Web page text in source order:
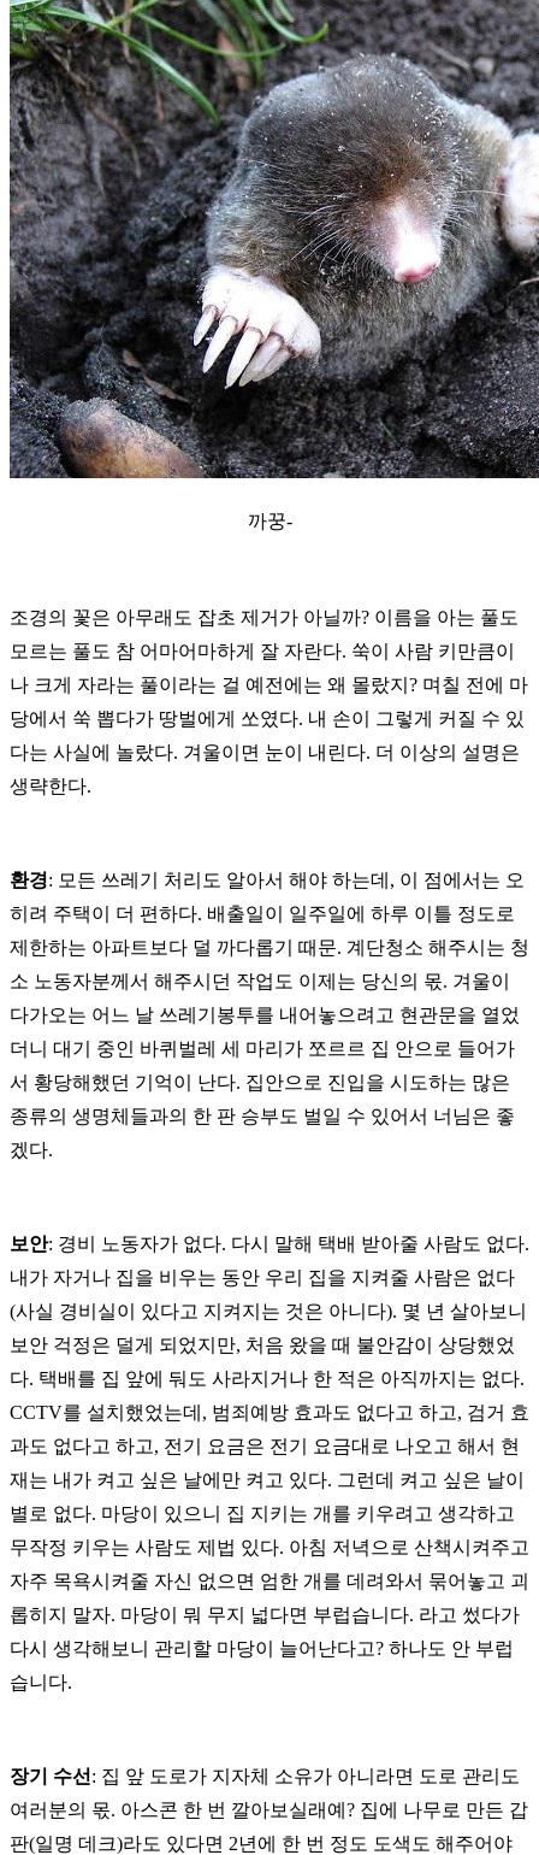
까꿍-
조경의 꽃은 아무래도 잡초 제거가 아닐까? 이름을 아는 풀도
모르는 풀도 참 어마어마하게 잘 자란다. 쑥이 사람 키만큼이
나 크게 자라는 풀이라는 걸 예전에는 왜 몰랐지? 며칠 전에 마
당에서 쑥 뽑다가 땅벌에게 쏘였다. 내 손이 그렇게 커질 수 있
다는 사실에 놀랐다. 겨울이면 눈이 내린다. 더 이상의 설명은
생략한다.
환경: 모든 쓰레기 처리도 알아서 해야 하는데, 이 점에서는 오
히려 주택이 더 편하다. 배출일이 일주일에 하루 이틀 정도로
제한하는 아파트보다 덜 까다롭기 때문. 계단청소 해주시는 청
소 노동자분께서 해주시던 작업도 이제는 당신의 몫. 겨울이
다가오는 어느 날 쓰레기봉투를 내어놓으려고 현관문을 열었
더니 대기 중인 바퀴벌레 세 마리가 쪼르르 집 안으로 들어가
서 황당해했던 기억이 난다. 집안으로 진입을 시도하는 많은
종류의 생명체들과의 한 판 승부도 벌일 수 있어서 너님은 좋
겠다.
보안: 경비 노동자가 없다. 다시 말해 택배 받아줄 사람도 없다.
내가 자거나 집을 비우는 동안 우리 집을 지켜줄 사람은 없다
(사실 경비실이 있다고 지켜지는 것은 아니다). 몇 년 살아보니
보안 걱정은 덜게 되었지만, 처음 왔을 때 불안감이 상당했었
다. 택배를 집 앞에 둬도 사라지거나 한 적은 아직까지는 없다.
CCTV를 설치했었는데, 범죄예방 효과도 없다고 하고, 검거 효
과도 없다고 하고, 전기 요금은 전기 요금대로 나오고 해서 현
재는 내가 켜고 싶은 날에만 켜고 있다. 그런데 켜고 싶은 날이
별로 없다. 마당이 있으니 집 지키는 개를 키우려고 생각하고
무작정 키우는 사람도 제법 있다. 아침 저녁으로 산책시켜주고
자주 목욕시켜줄 자신 없으면 엄한 개를 데려와서 묶어놓고 괴
롭히지 말자. 마당이 뭐 무지 넓다면 부럽습니다. 라고 썼다가
다시 생각해보니 관리할 마당이 늘어난다고? 하나도 안 부럽
습니다.
장기 수선 : 집 앞 도로가 지자체 소유가 아니라면 도로 관리도
여러분의 몫. 아스콘 한 번 깔아보실래예? 집에 나무로 만든 갑
판(일명 데크)라도 있다면 2년에 한 번 정도 도색도 해주어야